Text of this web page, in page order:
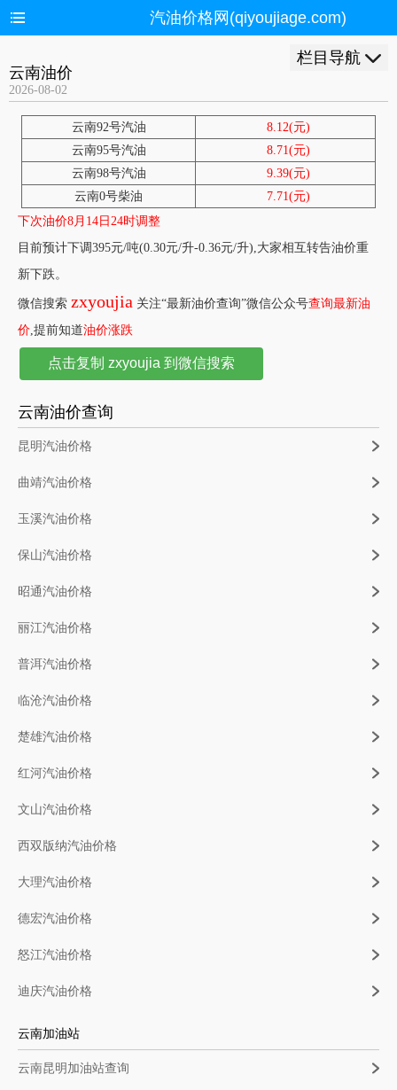
汽油价格网(qiyoujiage.com)
栏目导航
云南油价
2026-08-02
云南92号汽油
8.12(元)
云南95号汽油
8.71(元)
云南98号汽油
9.39(元)
云南0号柴油
7.71(元)
下次油价8月14日24时调整
目前预计下调395元/吨(0.30元/升-0.36元/升),大家相互转告油价重
新下跌。
微信搜索 zxyoujia 关注“最新油价查询”微信公众号查询最新油
价,提前知道油价涨跌
点击复制 zxyoujia 到微信搜索
云南油价查询
昆明汽油价格
曲靖汽油价格
玉溪汽油价格
保山汽油价格
昭通汽油价格
丽江汽油价格
普洱汽油价格
临沧汽油价格
楚雄汽油价格
红河汽油价格
文山汽油价格
西双版纳汽油价格
大理汽油价格
德宏汽油价格
怒江汽油价格
迪庆汽油价格
云南加油站
云南昆明加油站查询